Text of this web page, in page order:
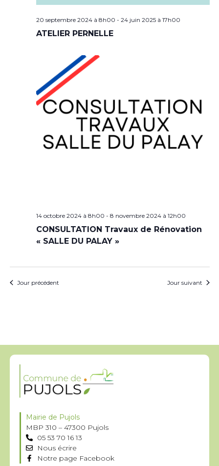
20 septembre 2024 à 8h00 - 24 juin 2025 à 17h00
ATELIER PERNELLE
14 octobre 2024 à 8h00 - 8 novembre 2024 à 12h00
CONSULTATION Travaux de Rénovation
« SALLE DU PALAY »
Jour précédent Jour suivant
Mairie de Pujols
MBP 310 – 47300 Pujols
05 53 70 16 13
Nous écrire
Notre page Facebook